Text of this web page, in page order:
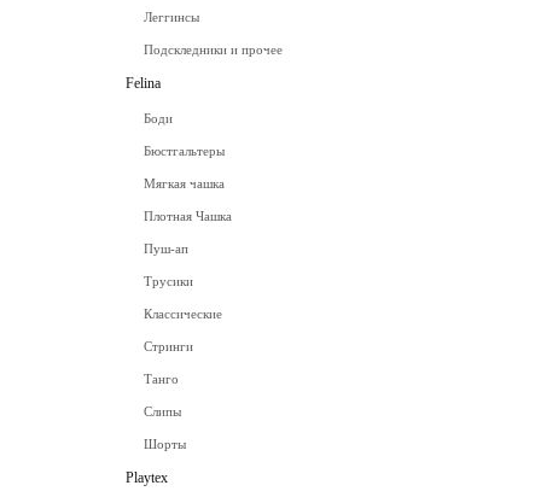
Леггинсы
Подскледники и прочее
Felina
Боди
Бюстгальтеры
Мягкая чашка
Плотная Чашка
Пуш-ап
Трусики
Классические
Стринги
Танго
Слипы
Шорты
Playtex